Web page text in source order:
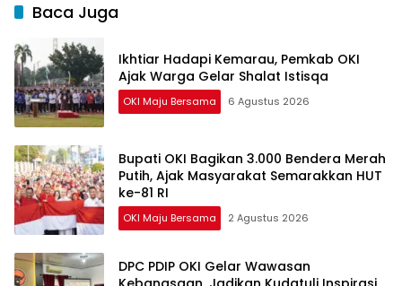
Baca Juga
Ikhtiar Hadapi Kemarau, Pemkab OKI
Ajak Warga Gelar Shalat Istisqa
OKI Maju Bersama 6 Agustus 2026
Bupati OKI Bagikan 3.000 Bendera Merah
Putih, Ajak Masyarakat Semarakkan HUT
ke-81 RI
OKI Maju Bersama 2 Agustus 2026
DPC PDIP OKI Gelar Wawasan